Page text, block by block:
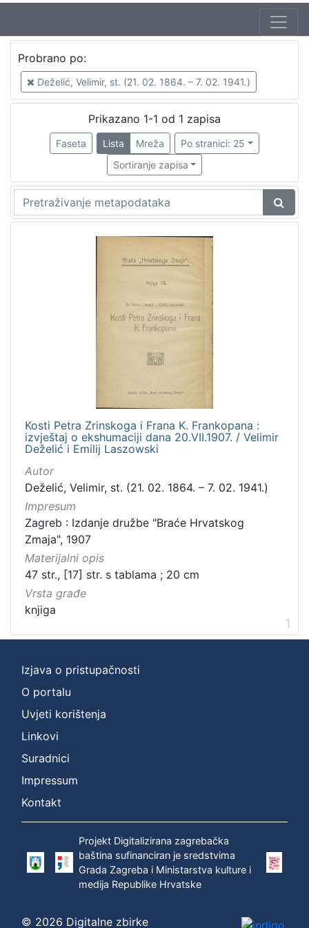
Jezik
hrvatski
cjelina
Družba "Braća Hrvatskoga Zmaja"
Obitelji Šubić, Zrinski i Frankopan
Probrano po:
Deželić, Velimir, st. (21. 02. 1864. – 7. 02. 1941.)
Prikazano 1-1 od 1 zapisa
Faseta Lista Mreža
Po stranici: 25
Sortiranje zapisa
Kosti Petra Zrinskoga i Frana K. Frankopana :
izvještaj o ekshumaciji dana 20.VII.1907. / Velimir
Deželić i Emilij Laszowski
Autor
Deželić, Velimir, st. (21. 02. 1864. – 7. 02. 1941.)
Impresum
Zagreb : Izdanje družbe "Braće Hrvatskog
Zmaja", 1907
Materijalni opis
47 str., [17] str. s tablama ; 20 cm
Vrsta građe
knjiga
1
Izjava o pristupačnosti
O portalu
Uvjeti korištenja
Linkovi
Suradnici
Impressum
Kontakt
Projekt Digitalizirana zagrebačka
baština sufinanciran je sredstvima
Grada Zagreba i Ministarstva kulture i
medija Republike Hrvatske
© 2026 Digitalne zbirke